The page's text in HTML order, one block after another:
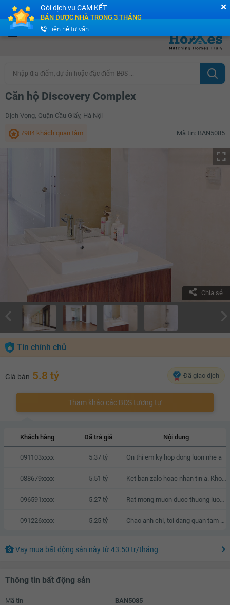
Cộng đồng Môi giới bPRO
Nhập địa điểm, dự án hoặc đặc điểm BĐS ...
Căn hộ Discovery Complex
Dịch Vọng, Quận Cầu Giấy, Hà Nội
7984 khách quan tâm Mã tin: BAN5085
Chia sẻ
Tin chính chủ
Giá bán 5.8 tỷ Đã giao dịch
Tham khảo các BĐS tương tự
Khách hàng Đã trả giá Nội dung
091103xxxx 5.37 tỷ On thi em ky hop dong luon nhe a
088679xxxx 5.51 tỷ Ket ban zalo hoac nhan tin a. Khong goi nhaa vi toi kha ban
096591xxxx 5.27 tỷ Rat mong muon duoc thuong luong
091226xxxx 5.25 tỷ
Vay mua bất động sản nàytừ43.50 tr/tháng
Thông tin bất động sản
Mã tin BAN5085
✕
Gói dịch vụ CAM KẾT
BÁN ĐƯỢC NHÀ TRONG 3 THÁNG
Liên hệ tư vấn